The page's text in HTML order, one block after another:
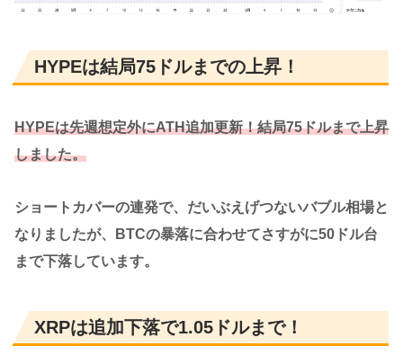
HYPEは結局75ドルまでの上昇！
HYPEは先週想定外にATH追加更新！結局75ドルまで上昇
しました。
ショートカバーの連発で、だいぶえげつないバブル相場と
なりましたが、BTCの暴落に合わせてさすがに50ドル台
まで下落しています。
XRPは追加下落で1.05ドルまで！